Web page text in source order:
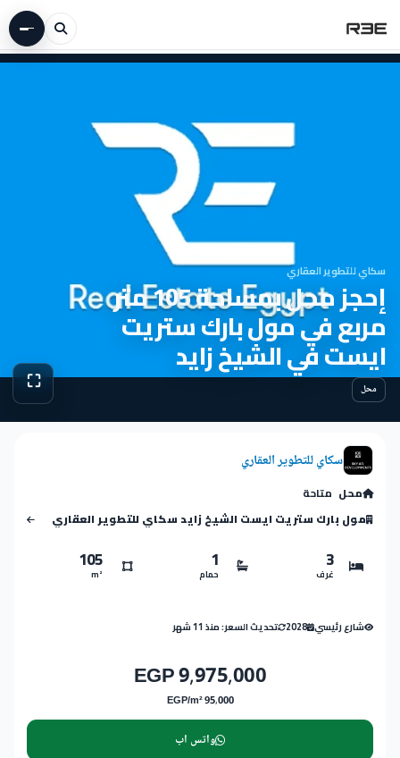
سكاي للتطوير العقاري
إحجز محل بمساحة 105 متر
مربع في مول بارك ستريت
ايست في الشيخ زايد
محل ⛶عرض
سكاي للتطوير العقاري
محل متاحة
مول بارك ستريت ايست الشيخ زايد سكاي للتطوير العقاري
3
غرف
1
حمام
105
m²
شارع رئيسي 2028 تحديث السعر: منذ 11 شهر
9,975,000 EGP
95,000 EGP/m²
واتس اب